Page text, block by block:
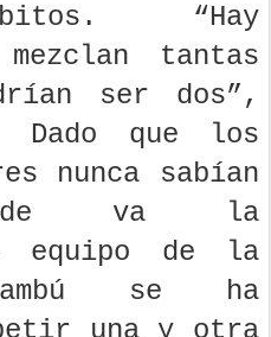
“Hay
tantas
ser dos”,
Dado que los
nunca sabían
va la
equipo de la
se ha